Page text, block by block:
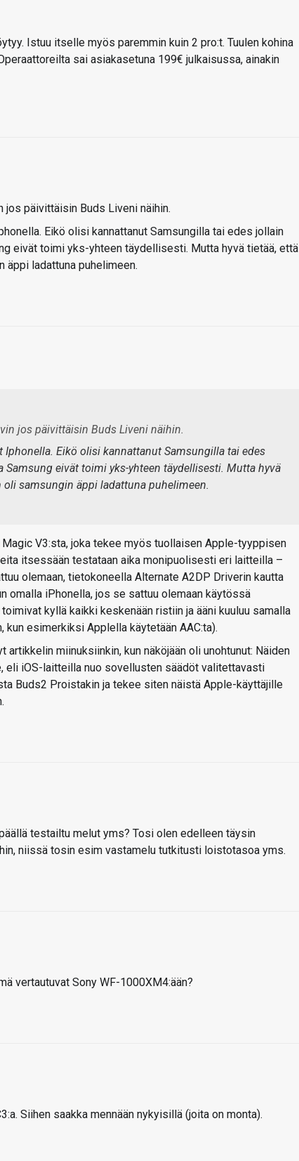
Istuu itselle myös paremmin kuin 2 pro:t. Tuulen kohina
sai asiakasetuna 199€ julkaisussa, ainakin
päivittäisin Buds Liveni näihin.
Eikö olisi kannattanut Samsungilla tai edes jollain
eivät toimi yks-yhteen täydellisesti. Mutta hyvä tietää, että
ladattuna puhelimeen.
jos päivittäisin Buds Liveni näihin.
Eikö olisi kannattanut Samsungilla tai edes
eivät toimi yks-yhteen täydellisesti. Mutta hyvä
samsungin äppi ladattuna puhelimeen.
V3:sta, joka tekee myös tuollaisen Apple-tyyppisen
itsessään testataan aika monipuolisesti eri laitteilla –
olemaan, tietokoneella Alternate A2DP Driverin kautta
omalla iPhonella, jos se sattuu olemaan käytössä
kyllä kaikki keskenään ristiin ja ääni kuuluu samalla
esimerkiksi Applella käytetään AAC:ta).
artikkelin miinuksiinkin, kun näköjään oli unohtunut: Näiden
eli iOS-laitteilla nuo sovellusten säädöt valitettavasti
Buds2 Proistakin ja tekee siten näistä Apple-käyttäjille
testailtu melut yms? Tosi olen edelleen täysin
niissä tosin esim vastamelu tutkitusti loistotasoa yms.
vertautuvat Sony WF-1000XM4:ään?
Siihen saakka mennään nykyisillä (joita on monta).